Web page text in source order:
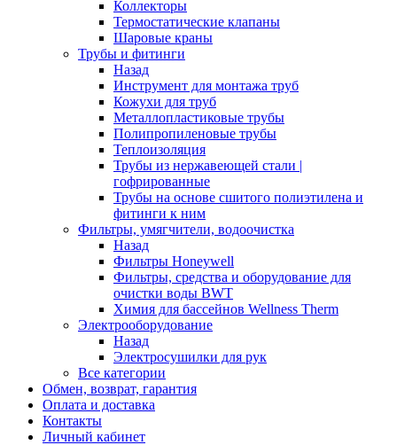
Коллекторы
Термостатические клапаны
Шаровые краны
Трубы и фитинги
Назад
Инструмент для монтажа труб
Кожухи для труб
Металлопластиковые трубы
Полипропиленовые трубы
Теплоизоляция
Трубы из нержавеющей стали |
гофрированные
Трубы на основе сшитого полиэтилена и
фитинги к ним
Фильтры, умягчители, водоочистка
Назад
Фильтры Honeywell
Фильтры, средства и оборудование для
очистки воды BWT
Химия для бассейнов Wellness Therm
Электрооборудование
Назад
Электросушилки для рук
Все категории
Обмен, возврат, гарантия
Оплата и доставка
Контакты
Личный кабинет